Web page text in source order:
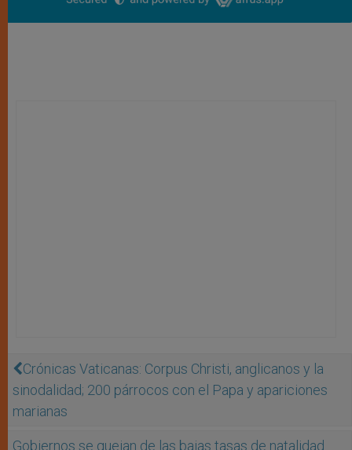
Crónicas Vaticanas: Corpus Christi, anglicanos y la
sinodalidad; 200 párrocos con el Papa y apariciones
marianas
Gobiernos se quejan de las bajas tasas de natalidad